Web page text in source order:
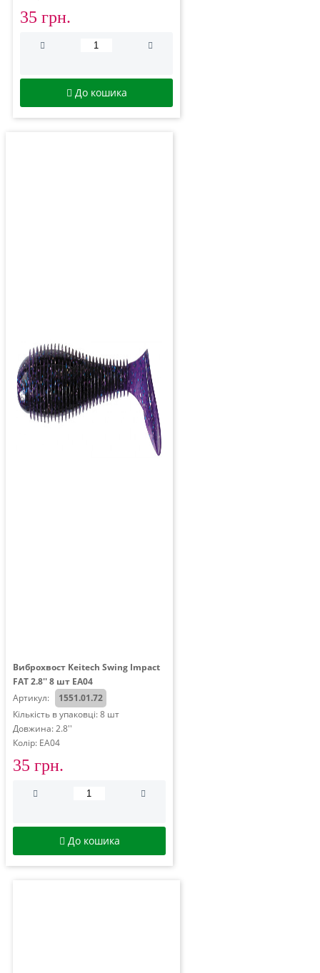
35 грн.
До кошика
Виброхвост Keitech Swing Impact
FAT 2.8'' 8 шт EA04
Артикул:
1551.01.72
Кількість в упаковці: 8 шт
Довжина: 2.8''
Колір: EA04
35 грн.
До кошика